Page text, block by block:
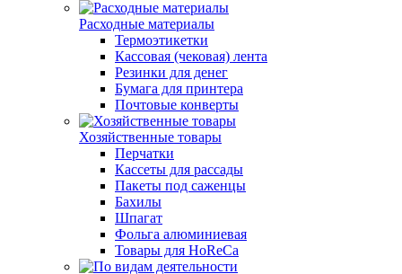
Расходные материалы
Термоэтикетки
Кассовая (чековая) лента
Резинки для денег
Бумага для принтера
Почтовые конверты
Хозяйственные товары
Перчатки
Кассеты для рассады
Пакеты под саженцы
Бахилы
Шпагат
Фольга алюминиевая
Товары для HoReCa